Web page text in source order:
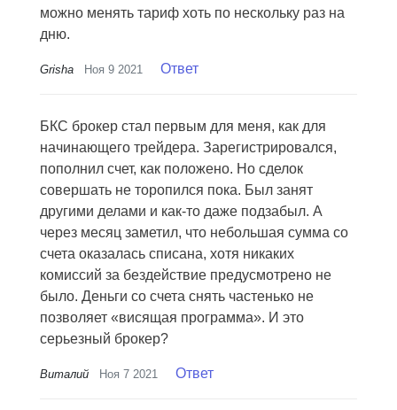
можно менять тариф хоть по нескольку раз на
дню.
Grisha Ноя 9 2021 Ответ
БКС брокер стал первым для меня, как для
начинающего трейдера. Зарегистрировался,
пополнил счет, как положено. Но сделок
совершать не торопился пока. Был занят
другими делами и как-то даже подзабыл. А
через месяц заметил, что небольшая сумма со
счета оказалась списана, хотя никаких
комиссий за бездействие предусмотрено не
было. Деньги со счета снять частенько не
позволяет «висящая программа». И это
серьезный брокер?
Виталий Ноя 7 2021 Ответ